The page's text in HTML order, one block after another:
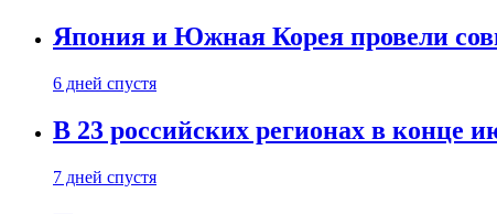
Япония и Южная Корея провели
6 дней спустя
В 23 российских регионах в конце
7 дней спустя